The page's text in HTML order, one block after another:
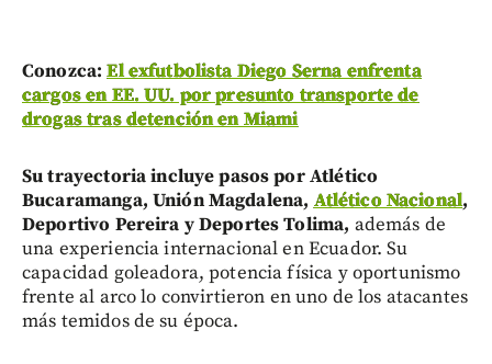
Conozca:El exfutbolista Diego Serna enfrenta
cargos en EE. UU. por presunto transporte de
drogas tras detención en Miami
Su trayectoria incluye pasos por Atlético
Bucaramanga, Unión Magdalena, Atlético Nacional,
Deportivo Pereira y Deportes Tolima, además de
una experiencia internacional en Ecuador. Su
capacidad goleadora, potencia física y oportunismo
frente al arco lo convirtieron en uno de los atacantes
más temidos de su época.